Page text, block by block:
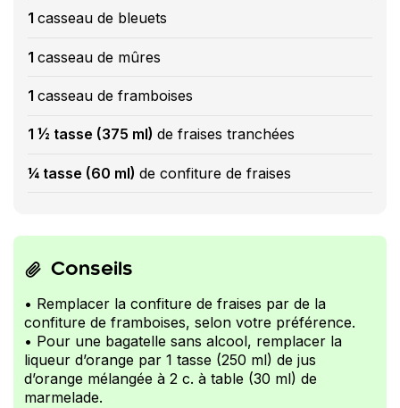
1 casseau de bleuets
1 casseau de mûres
1 casseau de framboises
1 ½ tasse (375 ml) de fraises tranchées
¼ tasse (60 ml) de confiture de fraises
Conseils
• Remplacer la confiture de fraises par de la
confiture de framboises, selon votre préférence.
• Pour une bagatelle sans alcool, remplacer la
liqueur d’orange par 1 tasse (250 ml) de jus
d’orange mélangée à 2 c. à table (30 ml) de
marmelade.